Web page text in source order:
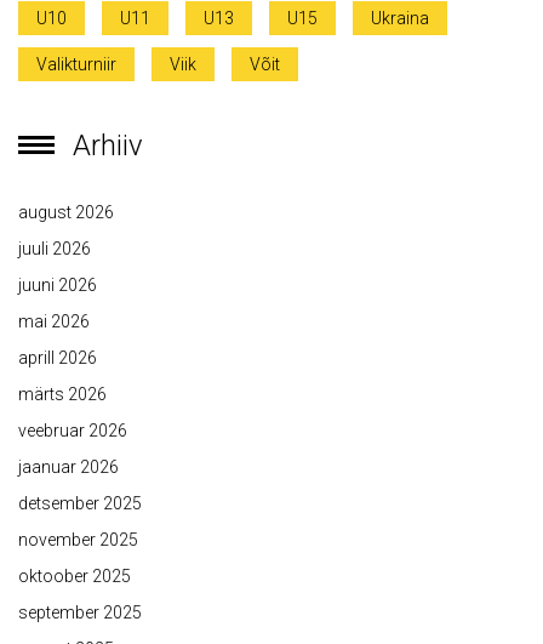
U10 U11 U13 U15 Ukraina
Valikturniir Viik Võit
Arhiiv
august 2026
juuli 2026
juuni 2026
mai 2026
aprill 2026
märts 2026
veebruar 2026
jaanuar 2026
detsember 2025
november 2025
oktoober 2025
september 2025